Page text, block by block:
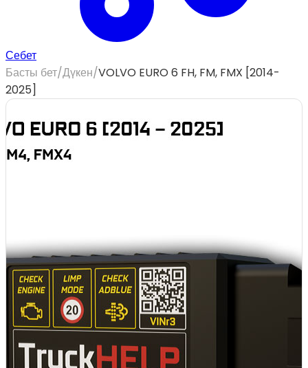
Себет
Басты бет/Дүкен/VOLVO EURO 6 FH, FM, FMX [2014-
2025]